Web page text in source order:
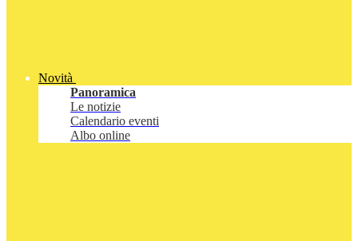
Novità
Panoramica
Le notizie
Calendario eventi
Albo online